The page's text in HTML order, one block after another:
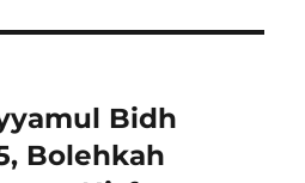
Bidh
Bolehkah